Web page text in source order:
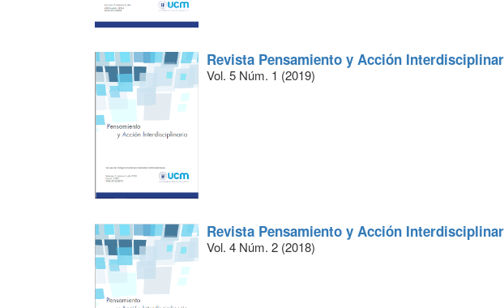
Revista Pensamiento y Acción
Vol. 5 Núm. 1 (2019)
Revista Pensamiento y Acción
Vol. 4 Núm. 2 (2018)